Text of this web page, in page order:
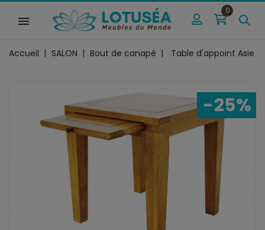
0
Accueil SALON Bout de canapé Table d'appoint Asie
-25%